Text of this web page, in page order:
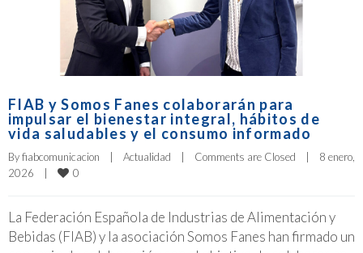
FIAB y Somos Fanes colaborarán para
impulsar el bienestar integral, hábitos de
vida saludables y el consumo informado
By fiabcomunicacion Actualidad Comments are Closed
8 enero,
2026
0
La Federación Española de Industrias de Alimentación y
Bebidas (FIAB) y la asociación Somos Fanes han firmado un